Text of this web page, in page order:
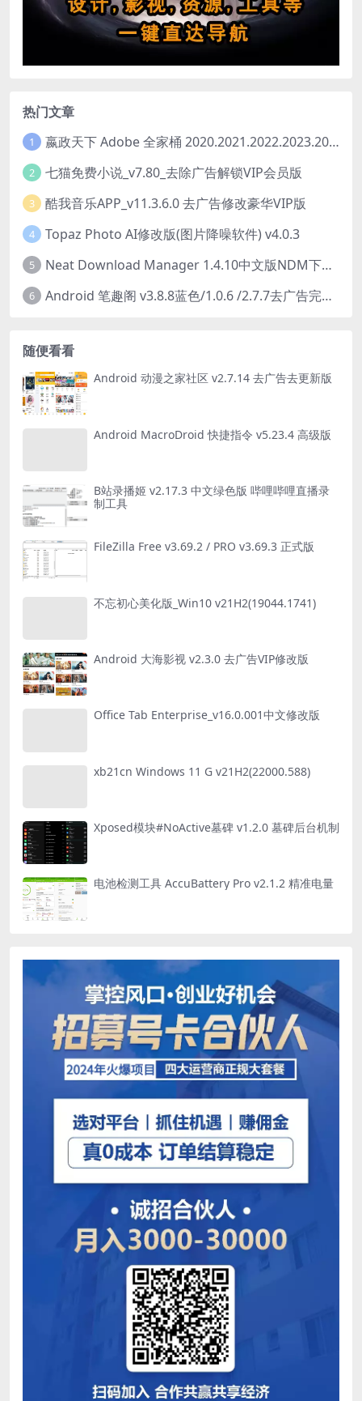
热门文章
1 嬴政天下 Adobe 全家桶 2020.2021.2022.2023.2024.2025大师版（2025年08月版 ）
2 七猫免费小说_v7.80_去除广告解锁VIP会员版
3 酷我音乐APP_v11.3.6.0 去广告修改豪华VIP版
4 Topaz Photo AI修改版(图片降噪软件) v4.0.3
5 Neat Download Manager 1.4.10中文版NDM下载器简称NDM
6 Android 笔趣阁 v3.8.8蓝色/1.0.6 /2.7.7去广告完美版
随便看看
Android 动漫之家社区 v2.7.14 去广告去更新版
Android MacroDroid 快捷指令 v5.23.4 高级版
B站录播姬 v2.17.3 中文绿色版 哔哩哔哩直播录
制工具
FileZilla Free v3.69.2 / PRO v3.69.3 正式版
不忘初心美化版_Win10 v21H2(19044.1741)
Android 大海影视 v2.3.0 去广告VIP修改版
Office Tab Enterprise_v16.0.001中文修改版
xb21cn Windows 11 G v21H2(22000.588)
Xposed模块#NoActive墓碑 v1.2.0 墓碑后台机制
电池检测工具 AccuBattery Pro v2.1.2 精准电量